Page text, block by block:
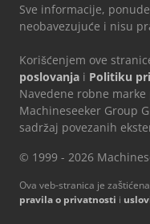
Sve informacije,
neobavezujuće i nisu
Korišćenjem ove
poslovanja i Politiku
Navedene robne
Machineseeker Group
sadržaj povezanih
© 1999 - 2026
Ova veb-stranica je
pravila o privatnosti i